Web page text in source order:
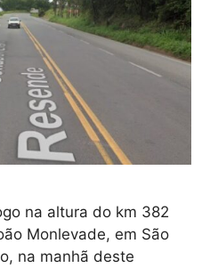
na altura do km 382
Monlevade, em São
na manhã deste